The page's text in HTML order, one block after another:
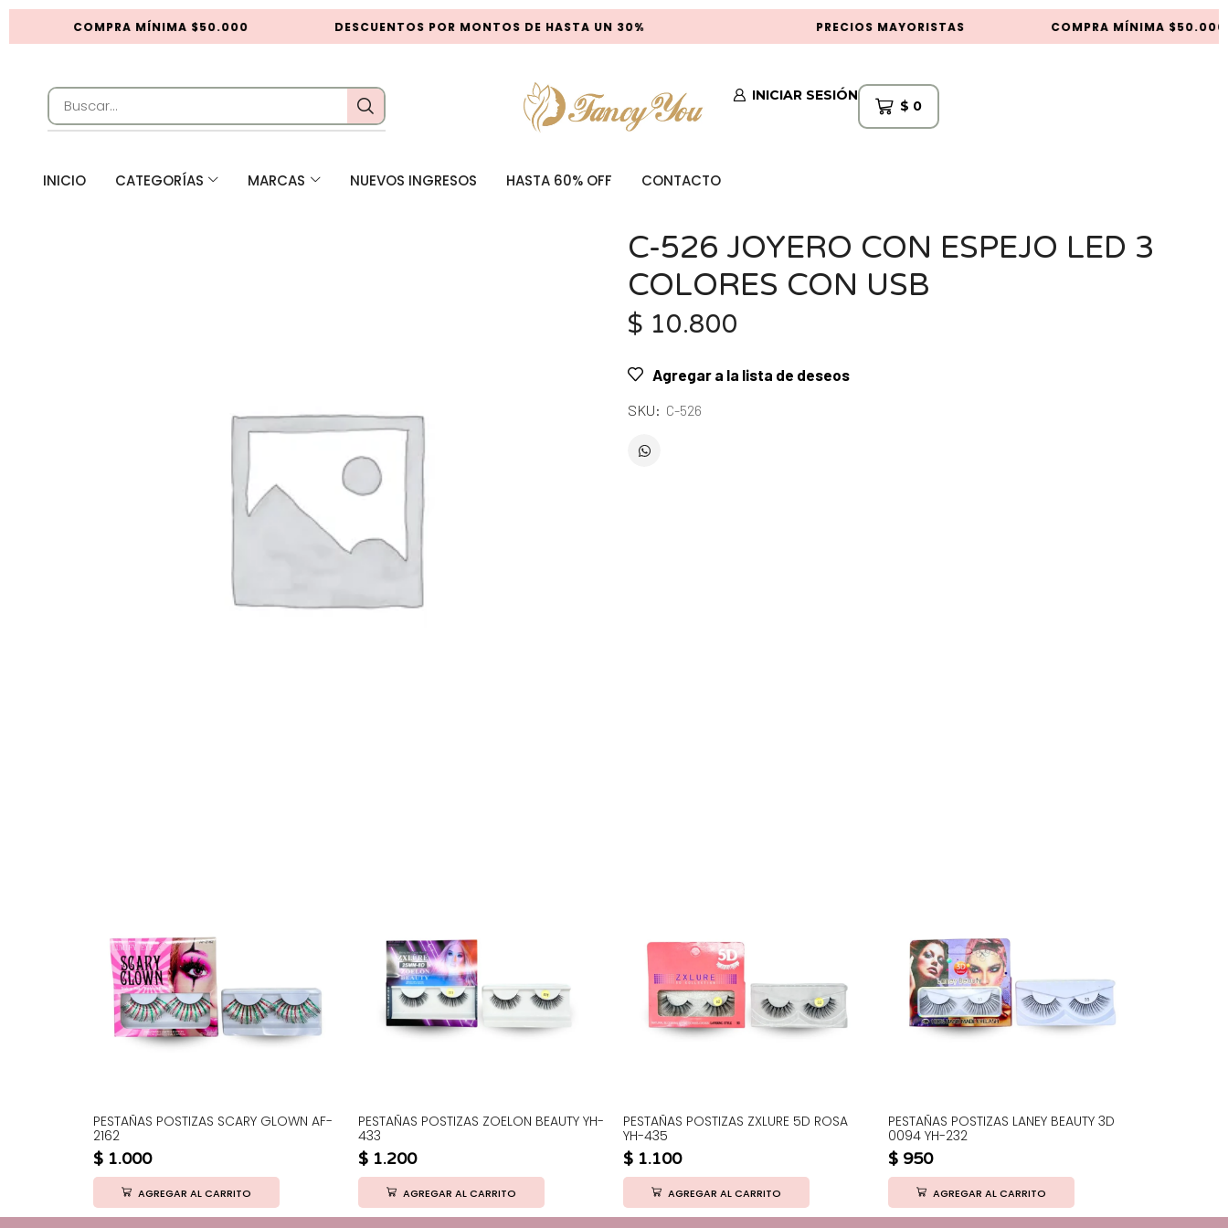
COMPRA MÍNIMA $50.000 DESCUENTOS POR MONTOS DE HASTA UN 30% PRECIOS MAYORISTAS COMPRA MÍNIMA $50.000
INICIAR SESIÓN
$ 0
INICIO CATEGORÍAS MARCAS NUEVOS INGRESOS HASTA 60% OFF CONTACTO
C-526 JOYERO CON ESPEJO LED 3
COLORES CON USB
$ 10.800
Agregar a la lista de deseos
SKU: C-526
PESTAÑAS POSTIZAS SCARY GLOWN AF-
2162
$ 1.000
AGREGAR AL CARRITO
PESTAÑAS POSTIZAS ZOELON BEAUTY YH-
433
$ 1.200
AGREGAR AL CARRITO
PESTAÑAS POSTIZAS ZXLURE 5D ROSA
YH-435
$ 1.100
AGREGAR AL CARRITO
PESTAÑAS POSTIZAS LANEY BEAUTY 3D
0094 YH-232
$ 950
AGREGAR AL CARRITO